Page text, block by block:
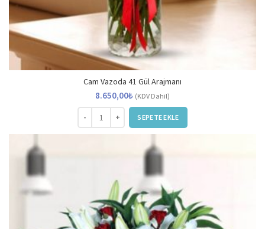
Cam Vazoda 41 Gül Arajmanı
8.650,00₺ (KDV Dahil)
Cam Vazoda 41 Gül Arajmanı adet
SEPETE EKLE